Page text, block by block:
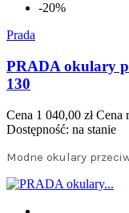
-20%
Prada
PRADA okulary
130
Cena 1 040,00 zł Cena
Dostępność: na stanie
Modne okulary